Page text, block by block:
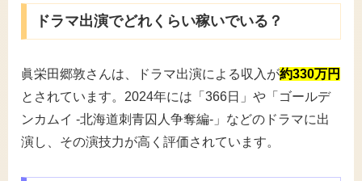
ドラマ出演でどれくらい稼いでいる？
眞栄田郷敦さんは、ドラマ出演による収入が約330万円
とされています。2024年には「366日」や「ゴールデ
ンカムイ -北海道刺青囚人争奪編-」などのドラマに出
演し、その演技力が高く評価されています。